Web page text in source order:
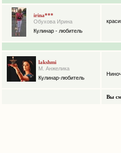
irina***
Обухова Ирина
Кулинар - любитель
lakshmi
М. Анжелика
Кулинар-любитель
Вы